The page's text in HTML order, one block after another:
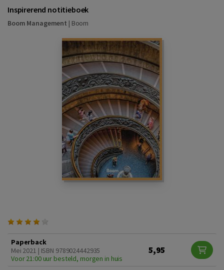
Inspirerend notitieboek
Boom Management | Boom
Paperback
Mei 2021 | ISBN 9789024442935
Voor 21:00 uur besteld, morgen in huis
5,95